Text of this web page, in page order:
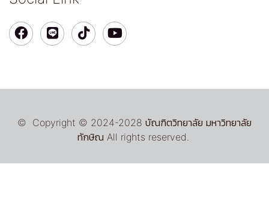
© Copyright © 2024-2028 บัณฑิตวิทยาลัย มหาวิทยาลัย
ทักษิณ All rights reserved.